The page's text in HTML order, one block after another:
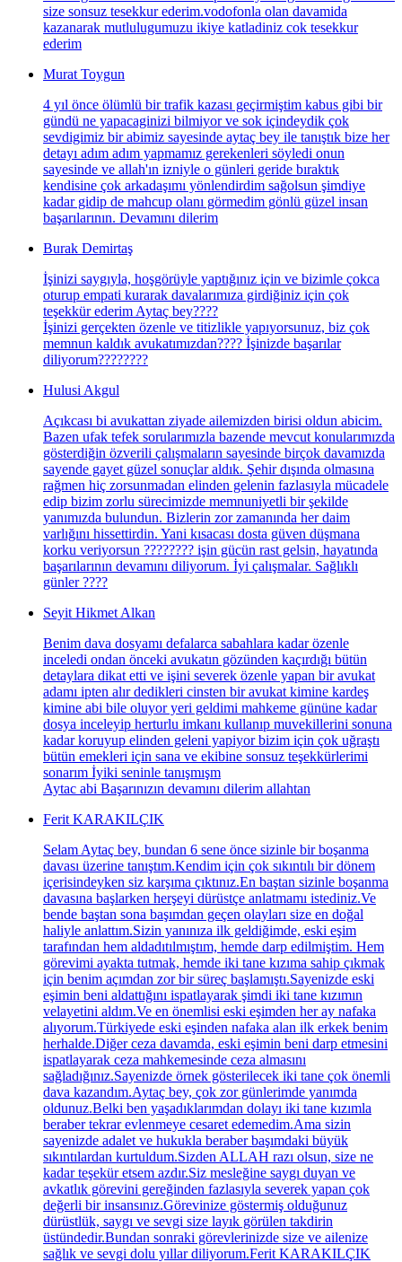
size sonsuz tesekkur ederim.vodofonla olan davamida
kazanarak mutlulugumuzu ikiye katladiniz cok tesekkur
ederim
Murat Toygun
4 yıl önce ölümlü bir trafik kazası geçirmiştim kabus gibi bir
gündü ne yapacaginizi bilmiyor ve sok içindeydik çok
sevdigimiz bir abimiz sayesinde aytaç bey ile tanıştık bize her
detayı adım adım yapmamız gerekenleri söyledi onun
sayesinde ve allah'ın izniyle o günleri geride bıraktık
kendisine çok arkadaşımı yönlendirdim sağolsun şimdiye
kadar gidip de mahcup olanı görmedim gönlü güzel insan
başarılarının. Devamını dilerim
Burak Demirtaş
İşinizi saygıyla, hoşgörüyle yaptığınız için ve bizimle çokca
oturup empati kurarak davalarımıza girdiğiniz için çok
teşekkür ederim Aytaç bey????
İşinizi gerçekten özenle ve titizlikle yapıyorsunuz, biz çok
memnun kaldık avukatımızdan???? İşinizde başarılar
diliyorum????????
Hulusi Akgul
Açıkcası bi avukattan ziyade ailemizden birisi oldun abicim.
Bazen ufak tefek sorularımızla bazende mevcut konularımızda
gösterdiğin özverili çalışmaların sayesinde birçok davamızda
sayende gayet güzel sonuçlar aldık. Şehir dışında olmasına
rağmen hiç zorsunmadan elinden gelenin fazlasıyla mücadele
edip bizim zorlu sürecimizde memnuniyetli bir şekilde
yanımızda bulundun. Bizlerin zor zamanında her daim
varlığını hissettirdin. Yani kısacası dosta güven düşmana
korku veriyorsun ???????? işin gücün rast gelsin, hayatında
başarılarının devamını diliyorum. İyi çalışmalar. Sağlıklı
günler ????
Seyit Hikmet Alkan
Benim dava dosyamı defalarca sabahlara kadar özenle
inceledi ondan önceki avukatın gözünden kaçırdığı bütün
detaylara dikat etti ve işini severek özenle yapan bir avukat
adamı ipten alır dedikleri cinsten bir avukat kimine kardeş
kimine abi bile oluyor yeri geldimi mahkeme gününe kadar
dosya inceleyip herturlu imkanı kullanıp muvekillerini sonuna
kadar koruyup elinden geleni yapiyor bizim için çok uğraştı
bütün emekleri için sana ve ekibine sonsuz teşekkürlerimi
sonarım İyiki seninle tanışmışm
Aytac abi Başarınızın devamını dilerim allahtan
Ferit KARAKILÇIK
Selam Aytaç bey, bundan 6 sene önce sizinle bir boşanma
davası üzerine tanıştım.Kendim için çok sıkıntılı bir dönem
içerisindeyken siz karşıma çıktınız.En baştan sizinle boşanma
davasına başlarken herşeyi dürüstçe anlatmamı istediniz.Ve
bende baştan sona başımdan geçen olayları size en doğal
haliyle anlattım.Sizin yanınıza ilk geldiğimde, eski eşim
tarafından hem aldadıtılmıştım, hemde darp edilmiştim. Hem
görevimi ayakta tutmak, hemde iki tane kızıma sahip çıkmak
için benim açımdan zor bir süreç başlamıştı.Sayenizde eski
eşimin beni aldattığını ispatlayarak şimdi iki tane kızımın
velayetini aldım.Ve en önemlisi eski eşimden her ay nafaka
alıyorum.Türkiyede eski eşinden nafaka alan ilk erkek benim
herhalde.Diğer ceza davamda, eski eşimin beni darp etmesini
ispatlayarak ceza mahkemesinde ceza almasını
sağladığınız.Sayenizde örnek gösterilecek iki tane çok önemli
dava kazandım.Aytaç bey, çok zor günlerimde yanımda
oldunuz.Belki ben yaşadıklarımdan dolayı iki tane kızımla
beraber tekrar evlenmeye cesaret edemedim.Ama sizin
sayenizde adalet ve hukukla beraber başımdaki büyük
sıkıntılardan kurtuldum.Sizden ALLAH razı olsun, size ne
kadar teşekür etsem azdır.Siz mesleğine saygı duyan ve
avkatlık görevini gereğinden fazlasıyla severek yapan çok
değerli bir insansınız.Görevinize göstermiş olduğunuz
dürüstlük, saygı ve sevgi size layık görülen takdirin
üstündedir.Bundan sonraki görevlerinizde size ve ailenize
sağlık ve sevgi dolu yıllar diliyorum.Ferit KARAKILÇIK